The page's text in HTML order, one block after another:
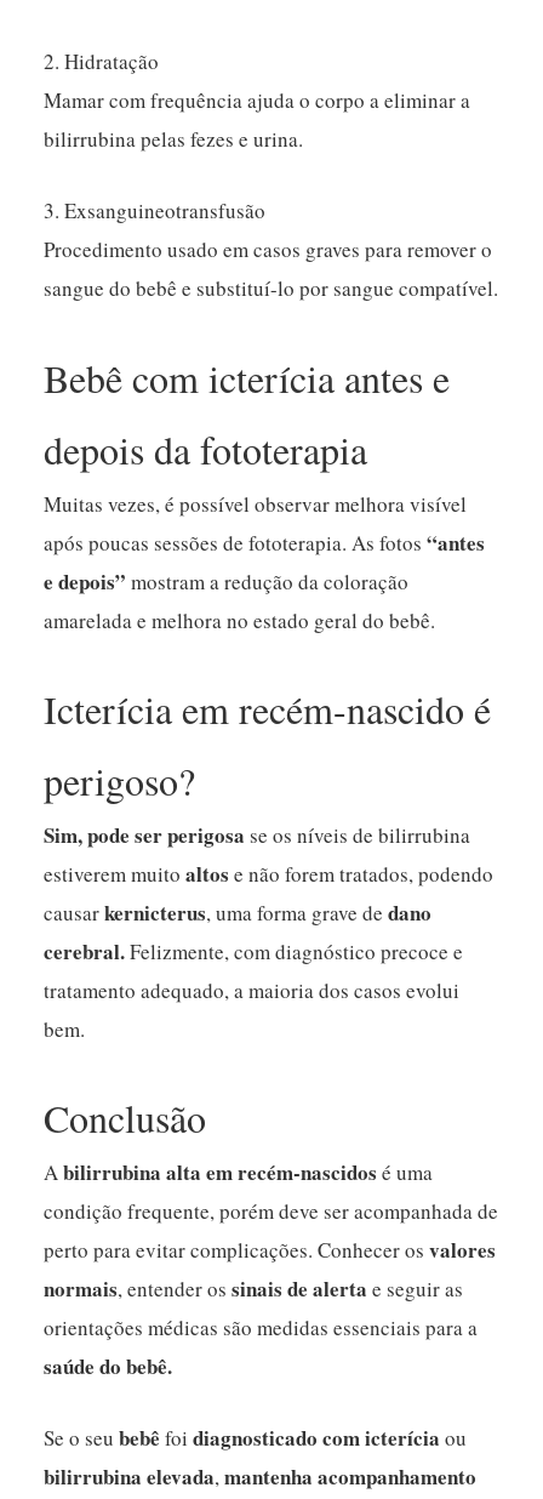
2. Hidratação
Mamar com frequência ajuda o corpo a eliminar a
bilirrubina pelas fezes e urina.
3. Exsanguineotransfusão
Procedimento usado em casos graves para remover o
sangue do bebê e substituí-lo por sangue compatível.
Bebê com icterícia antes e
depois da fototerapia
Muitas vezes, é possível observar melhora visível
após poucas sessões de fototerapia. As fotos“antes
e depois” mostram a redução da coloração
amarelada e melhora no estado geral do bebê.
Icterícia em recém-nascido é
perigoso?
Sim, pode ser perigosa se os níveis de bilirrubina
estiverem muito altos e não forem tratados, podendo
causarkernicterus, uma forma grave dedano
cerebral.Felizmente, com diagnóstico precoce e
tratamento adequado, a maioria dos casos evolui
bem.
Conclusão
Abilirrubina alta em recém-nascidos é uma
condição frequente, porém deve ser acompanhada de
perto para evitar complicações. Conhecer osvalores
normais, entender ossinais de alerta e seguir as
orientações médicas são medidas essenciais para a
saúde do bebê.
Se o seu bebê foidiagnosticado com icterícia ou
bilirrubina elevada,mantenha acompanhamento